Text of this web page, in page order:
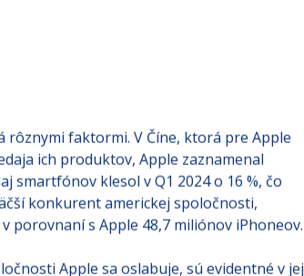
faktormi. V Číne, ktorá pre Apple
ich produktov, Apple zaznamenal
klesol v Q1 2024 o 16 %, čo
konkurent americkej spoločnosti,